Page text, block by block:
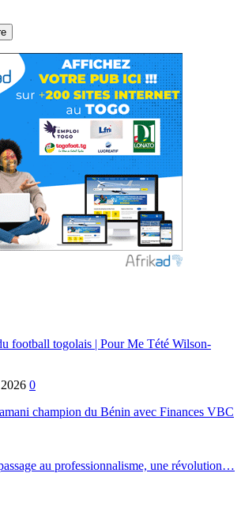
football togolais | Pour Me Tété Wilson-
0
champion du Bénin avec Finances VBC
au professionnalisme, une révolution…